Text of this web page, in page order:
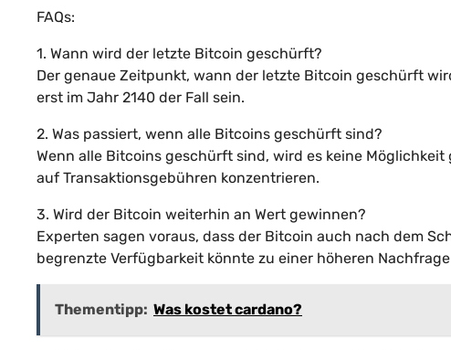
FAQs:
1. Wann wird der letzte Bitcoin geschürft?
Der genaue Zeitpunkt, wann der letzte Bitcoin geschürft
erst im Jahr 2140 der Fall sein.
2. Was passiert, wenn alle Bitcoins geschürft sind?
Wenn alle Bitcoins geschürft sind, wird es keine
auf Transaktionsgebühren konzentrieren.
3. Wird der Bitcoin weiterhin an Wert gewinnen?
Experten sagen voraus, dass der Bitcoin auch nach dem
begrenzte Verfügbarkeit könnte zu einer höheren
Thementipp: Was kostet cardano?